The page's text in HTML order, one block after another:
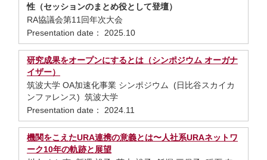
性（セッションのまとめ役として登壇）
RA協議会第11回年次大会
Presentation date： 2025.10
研究成果をオープンにするとは（シンポジウム オーガナ
イザー）
筑波大学 OA加速化事業 シンポジウム (日比谷スカイカ
ンファレンス) 筑波大学
Presentation date： 2024.11
機関をこえたURA連携の意義とは〜人社系URAネットワ
ーク10年の軌跡と展望